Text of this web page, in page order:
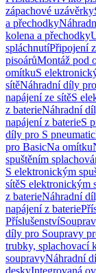
zápachové uzávěrky
a přechodky
kolena a přechodky
spláchnutíPřipojení
pisoárůMontáž pod
omítkuS
sítěNáhradní díly
napájení ze sítěS
z baterieNáhradní
napájení z baterieS
díly pro S
pro BasicNa omítku
spuštěním
S elektronickým
sítěS elektronickým
z baterieNáhradní
napájení z baterie
Příslušenství
díly pro Soupravy
trubky, splachovací
soupravyNáhradní
deskyIntegrovaná